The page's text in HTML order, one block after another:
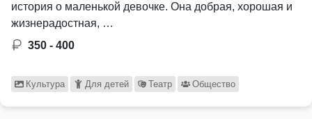
история о маленькой девочке. Она добрая, хорошая и
жизнерадостная, …
350 - 400
Культура Для детей Театр Общество